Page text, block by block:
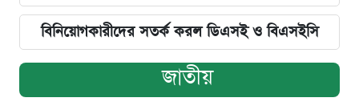
বিনিয়োগকারীদের সতর্ক করল ডিএসই ও বিএসইসি
জাতীয়